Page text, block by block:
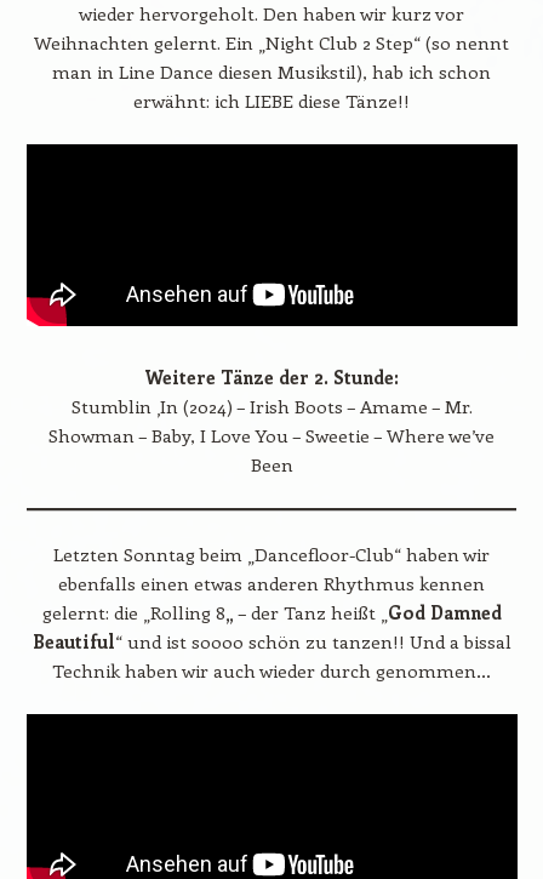
wieder hervorgeholt. Den haben wir kurz vor
Weihnachten gelernt. Ein „Night Club 2 Step“ (so nennt
man in Line Dance diesen Musikstil), hab ich schon
erwähnt: ich LIEBE diese Tänze!!
Weitere Tänze der 2. Stunde:
Stumblin ‚In (2024) – Irish Boots – Amame – Mr.
Showman – Baby, I Love You – Sweetie – Where we’ve
Been
Letzten Sonntag beim „Dancefloor-Club“ haben wir
ebenfalls einen etwas anderen Rhythmus kennen
gelernt: die „Rolling 8„ – der Tanz heißt „ God Damned
Beautiful“ und ist soooo schön zu tanzen!! Und a bissal
Technik haben wir auch wieder durch genommen…